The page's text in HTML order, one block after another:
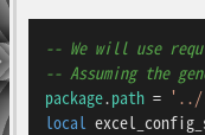
-- We will use
-- Assuming the
package.path = '../
local